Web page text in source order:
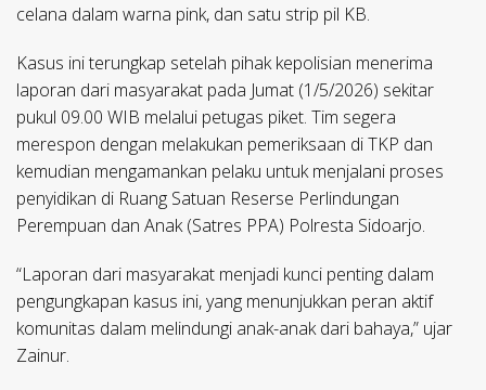
celana dalam warna pink, dan satu strip pil KB.
Kasus ini terungkap setelah pihak kepolisian menerima
laporan dari masyarakat pada Jumat (1/5/2026) sekitar
pukul 09.00 WIB melalui petugas piket. Tim segera
merespon dengan melakukan pemeriksaan di TKP dan
kemudian mengamankan pelaku untuk menjalani proses
penyidikan di Ruang Satuan Reserse Perlindungan
Perempuan dan Anak (Satres PPA) Polresta Sidoarjo.
“Laporan dari masyarakat menjadi kunci penting dalam
pengungkapan kasus ini, yang menunjukkan peran aktif
komunitas dalam melindungi anak-anak dari bahaya,” ujar
Zainur.